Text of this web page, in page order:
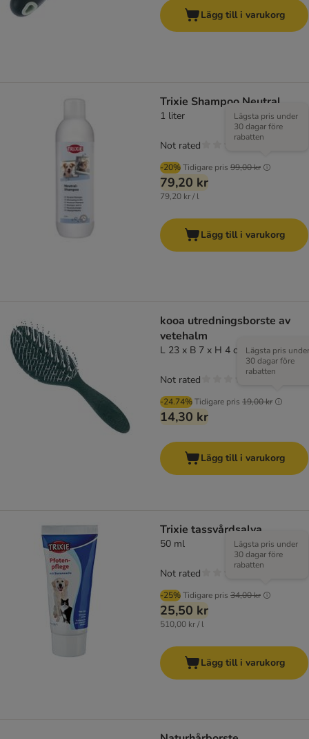
Lägg till i varukorg
Trixie Shampoo Neutral
1 liter
-20%Tidigare pris 99,00 kr
Lägsta pris under
30 dagar före
rabatten
79,20 kr
79,20 kr / l
Not rated
Lägg till i varukorg
kooa utredningsborste av
vetehalm
L 23 x B 7 x H 4 cm
-24.74%Tidigare pris 19,00 kr
Lägsta pris under
30 dagar före
rabatten
14,30 kr
Not rated
Lägg till i varukorg
Trixie tassvårdsalva
50 ml
-25%Tidigare pris 34,00 kr
Lägsta pris under
30 dagar före
rabatten
25,50 kr
510,00 kr / l
Not rated
Lägg till i varukorg